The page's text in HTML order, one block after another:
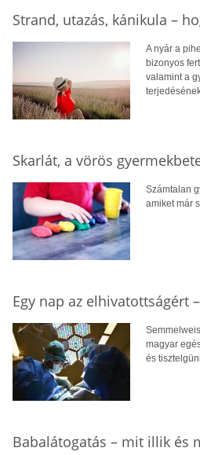
Strand, utazás, kánikula –
A nyár a
bizonyos
valamint a
Skarlát, a vörös
Számtalan
amiket már
Egy nap az elhivatottságért
magyar
és
Babalátogatás – mit illik és